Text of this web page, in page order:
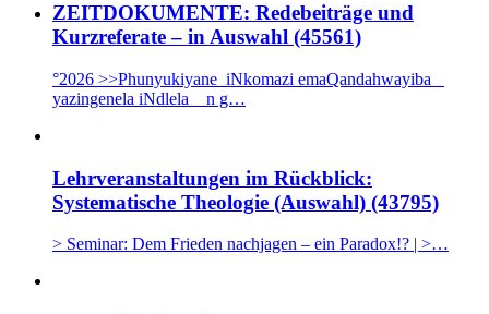
ZEITDOKUMENTE: Redebeiträge und
Kurzreferate – in Auswahl (45561)
°2026 >>Phunyukiyane iNkomazi emaQandahwayiba _
yazingenela iNdlela n g…
Lehrveranstaltungen im Rückblick:
Systematische Theologie (Auswahl) (43795)
> Seminar: Dem Frieden nachjagen – ein Paradox!? | >…